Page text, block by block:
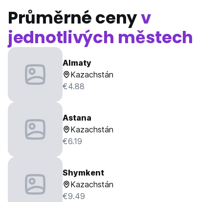
Průměrné cenyv
jednotlivých městech
Almaty
Kazachstán
€4.88
Astana
Kazachstán
€6.19
Shymkent
Kazachstán
€9.49